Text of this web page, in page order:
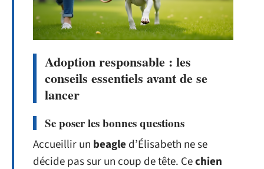
Adoption responsable : les
conseils essentiels avant de se
lancer
Se poser les bonnes questions
Accueillir un beagle d’Élisabeth ne se
décide pas sur un coup de tête. Cechien